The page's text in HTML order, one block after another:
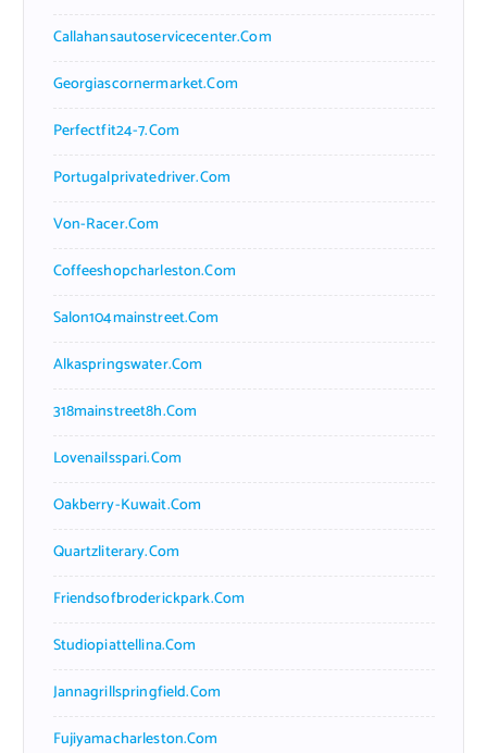
Callahansautoservicecenter.com
Georgiascornermarket.com
Perfectfit24-7.com
Portugalprivatedriver.com
Von-Racer.com
Coffeeshopcharleston.com
Salon104mainstreet.com
Alkaspringswater.com
318mainstreet8h.com
Lovenailsspari.com
Oakberry-Kuwait.com
Quartzliterary.com
Friendsofbroderickpark.com
Studiopiattellina.com
Jannagrillspringfield.com
Fujiyamacharleston.com